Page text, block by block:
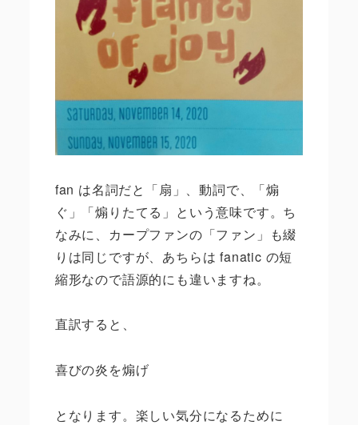
fan は名詞だと「扇」、動詞で、「煽
ぐ」「煽りたてる」という意味です。ち
なみに、カープファンの「ファン」も綴
りは同じですが、あちらは fanatic の短
縮形なので語源的にも違いますね。
直訳すると、
喜びの炎を煽げ
となります。楽しい気分になるために